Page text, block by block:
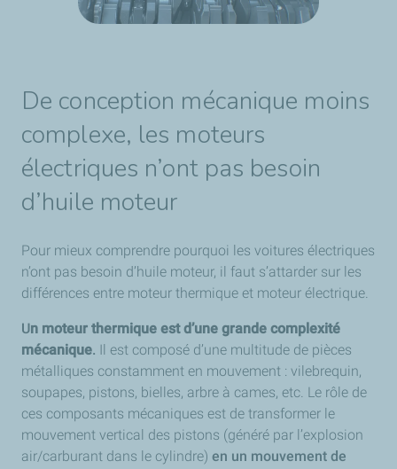
De conception mécanique moins
complexe, les moteurs
électriques n’ont pas besoin
d’huile moteur
Pour mieux comprendre pourquoi les voitures électriques
n’ont pas besoin d’huile moteur, il faut s’attarder sur les
différences entre moteur thermique et moteur électrique.
Un moteur thermique est d’une grande complexité
mécanique. Il est composé d’une multitude de pièces
métalliques constamment en mouvement : vilebrequin,
soupapes, pistons, bielles, arbre à cames, etc. Le rôle de
ces composants mécaniques est de transformer le
mouvement vertical des pistons (généré par l’explosion
air/carburant dans le cylindre) en un mouvement de